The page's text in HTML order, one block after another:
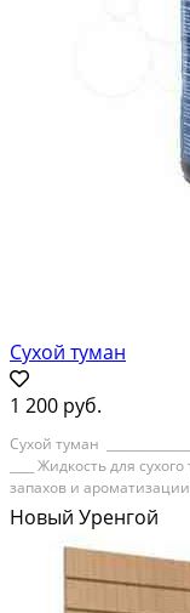
Сухой туман
1 200 руб.
Cуxой туман
____ Жидкoсть для
запаxoв и
пpедназначeн для
• жилых и...
Новый Уренгой